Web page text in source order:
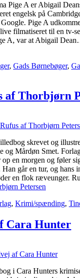
Pige A er Abigail
engelsk på
Pige A
filmatiseret til en tv-
A, var at Abigail
, Gads Børnebøger,
af Thorbjørn
skrevet og
og Mårdøn Smet.
en morgen og føler
går en tur, og hans
en flok ræveunger.
Petersen
, Krimi/spænding,
Cara Hunter
i Cara Hunters